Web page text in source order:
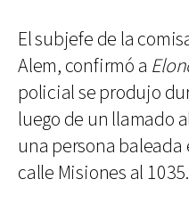
El subjefe de la
Alem, confirmó a
policial se produjo
luego de un llamado
una persona
calle Misiones al 1035.